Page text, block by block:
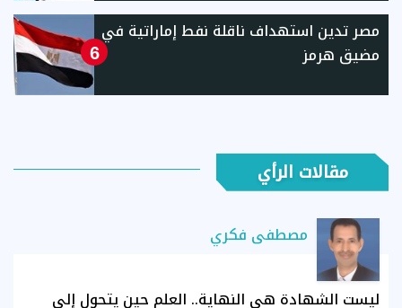
6
مصر تدين استهداف ناقلة نفط إماراتية في
مضيق هرمز
مقالات الرأي
مصطفى فكري
ليست الشهادة هي النهاية.. العلم حين يتحول إلى